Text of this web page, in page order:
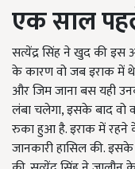
एक साल
सत्येंद्र सिंह ने खुद की इस
के कारण वो जब इराक में
और जिम जाना बस यही
लंबा चलेगा, इसके बाद वो
रुका हुआ है. इराक में रहने
जानकारी हासिल की.